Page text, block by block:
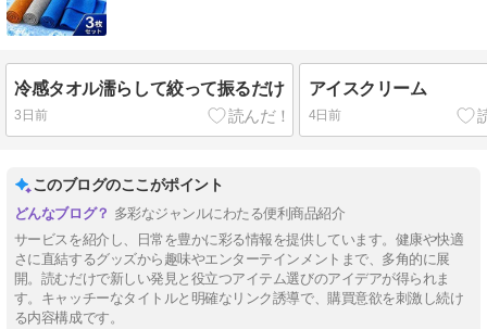
冷感タオル濡らして絞って振るだけ
3日前
アイスクリーム
4日前
このブログのここがポイント
多彩なジャンルにわたる便利商品紹介
サービスを紹介し、日常を豊かに彩る情報を提供しています。健康や快適
さに直結するグッズから趣味やエンターテインメントまで、多角的に展
開。読むだけで新しい発見と役立つアイテム選びのアイデアが得られま
す。キャッチーなタイトルと明確なリンク誘導で、購買意欲を刺激し続け
る内容構成です。